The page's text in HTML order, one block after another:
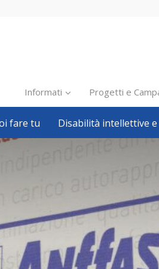
Informati Progetti e
fare tu Disabilità intellettive